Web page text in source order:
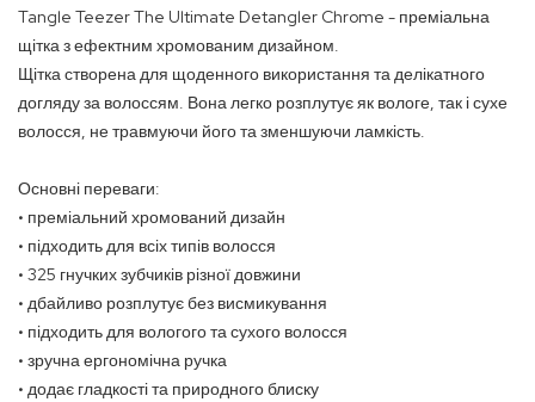
Tangle Teezer The Ultimate Detangler Chrome - преміальна
щітка з ефектним хромованим дизайном.
Щітка створена для щоденного використання та делікатного
догляду за волоссям. Вона легко розплутує як вологе, так і сухе
волосся, не травмуючи його та зменшуючи ламкість.
Основні переваги:
• преміальний хромований дизайн
• підходить для всіх типів волосся
• 325 гнучких зубчиків різної довжини
• дбайливо розплутує без висмикування
• підходить для вологого та сухого волосся
• зручна ергономічна ручка
• додає гладкості та природного блиску